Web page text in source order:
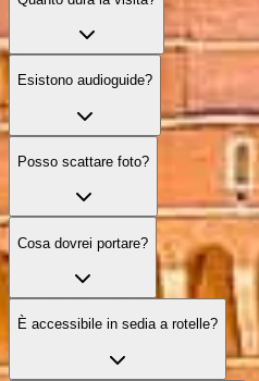
Esistono audioguide?
Posso scattare foto?
Cosa dovrei portare?
È accessibile in sedia a rotelle?